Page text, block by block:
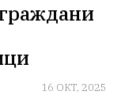
16 ОКТ, 2025